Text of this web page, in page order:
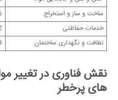
ساخت و ساز و استخراج
خدمات حفاظتی
نظافت و نگهداری ساختمان
نقش فناوری در تغییر
های پرخطر